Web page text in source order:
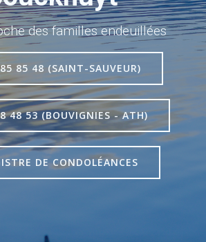
des familles endeuillées
85 48 (SAINT-SAUVEUR)
48 53 (BOUVIGNIES - ATH)
DE CONDOLÉANCES